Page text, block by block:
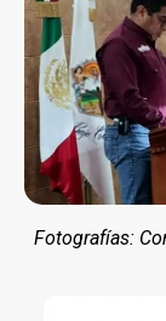
Fotografías: